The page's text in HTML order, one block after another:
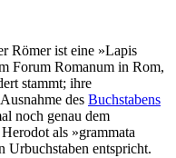
Römer ist eine »Lapis
Forum Romanum in Rom,
stammt; ihre
des Buchstabens
noch genau dem
als »grammata
Urbuchstaben entspricht.